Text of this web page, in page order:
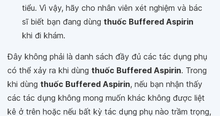
tiểu. Vì vậy, hãy cho nhân viên xét nghiệm và bác
sĩ biết bạn đang dùng thuốc Buffered Aspirin
khi đi khám.
Đây không phải là danh sách đầy đủ các tác dụng phụ
có thể xảy ra khi dùng thuốc Buffered Aspirin. Trong
khi dùng thuốc Buffered Aspirin, nếu bạn nhận thấy
các tác dụng không mong muốn khác không được liệt
kê ở trên hoặc nếu bất kỳ tác dụng phụ nào trầm trọng,